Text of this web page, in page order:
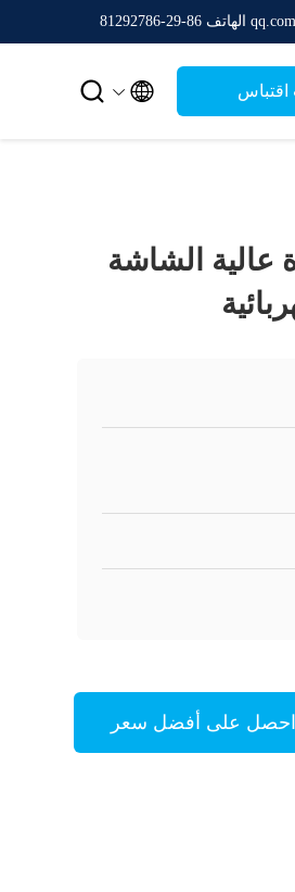
الهاتف 86-29-81292786
اقتباس 

حرارة عالية الشاشة